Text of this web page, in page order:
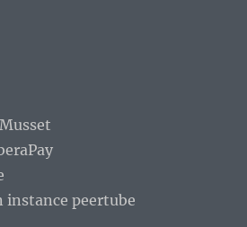
instance peertube